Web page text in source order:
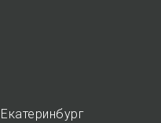
Екатеринбург